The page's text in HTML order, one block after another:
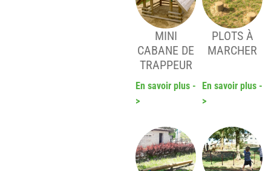
MINI
CABANE DE
TRAPPEUR
En savoir plus -
>
PLOTS À
MARCHER
En savoir plus -
>